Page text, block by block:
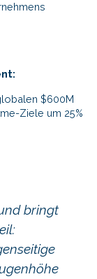
$600M
Ziele um 25%
bringt